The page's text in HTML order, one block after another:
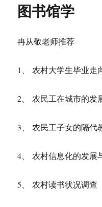
图书馆学
冉从敬老师推荐
1、 农村大学生毕业走
2、 农民工在城市的发
3、 农民工子女的隔代
4、 农村信息化的发展
5、 农村读书状况调查